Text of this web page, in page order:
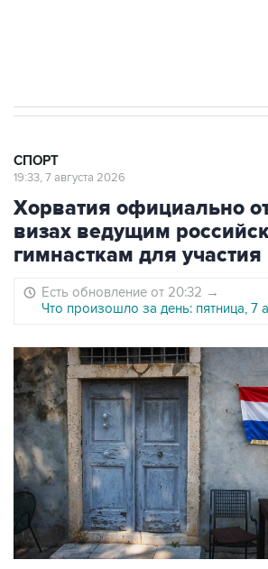
СПОРТ
19:33, 7 августа 2026
Хорватия официально
визах ведущим
гимнасткам для
Есть обновление от 20:32 →
Что произошло за день: пятница, 7